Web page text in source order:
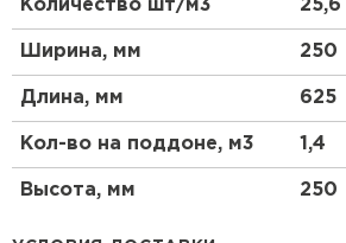
Почему выбирают газоблок?
Газоблок выбирают за его
теплоизоляционные
простоту в обработке. Он
время и затраты на
обеспечивает комфортное
хорошей теплоизоляции.
Количество шт/м3 25,6
Ширина, мм 250
Длина, мм 625
Кол-во на поддоне, м3 1,4
Высота, мм 250